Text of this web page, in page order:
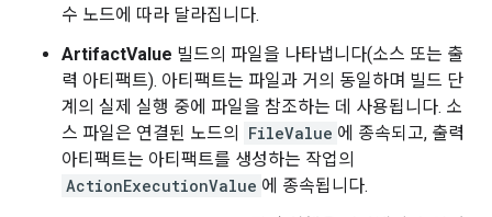
수 노드에 따라 달라집니다.
ArtifactValue 빌드의 파일을 나타냅니다(소스 또는 출
력 아티팩트). 아티팩트는 파일과 거의 동일하며 빌드 단
계의 실제 실행 중에 파일을 참조하는 데 사용됩니다. 소
스 파일은 연결된 노드의
FileValue 에 종속되고, 출력
아티팩트는 아티팩트를 생성하는 작업의
ActionExecutionValue 에 종속됩니다.